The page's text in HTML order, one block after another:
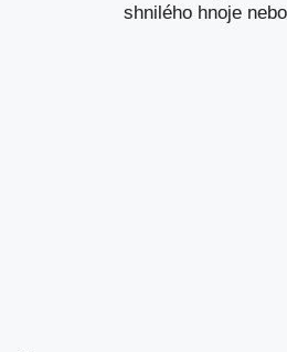
shnilého hnoje